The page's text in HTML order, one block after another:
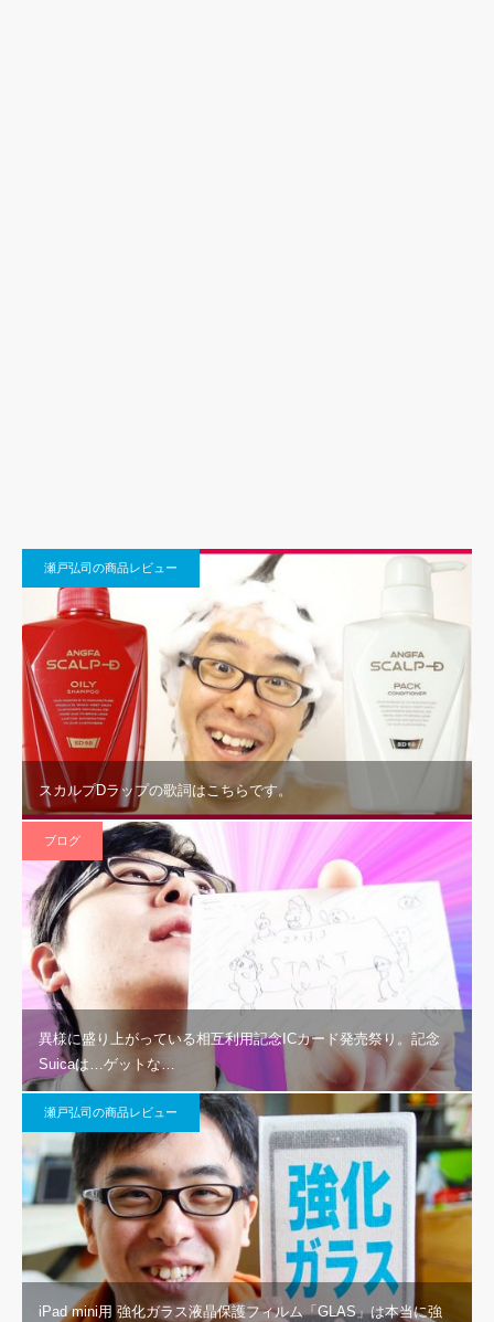
瀬戸弘司の商品レビュー
スカルプDラップの歌詞はこちらです。
ブログ
異様に盛り上がっている相互利用記念ICカード発売祭り。記念
Suicaは…ゲットな…
瀬戸弘司の商品レビュー
iPad mini用 強化ガラス液晶保護フィルム「GLAS」は本当に強